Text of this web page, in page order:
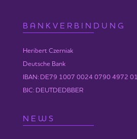
BANKVERBINDUNG
Heribert Czerniak
Deutsche Bank
IBAN: DE79 1007 0024 0790 4972 01
BIC: DEUTDEDBBER
NEWS